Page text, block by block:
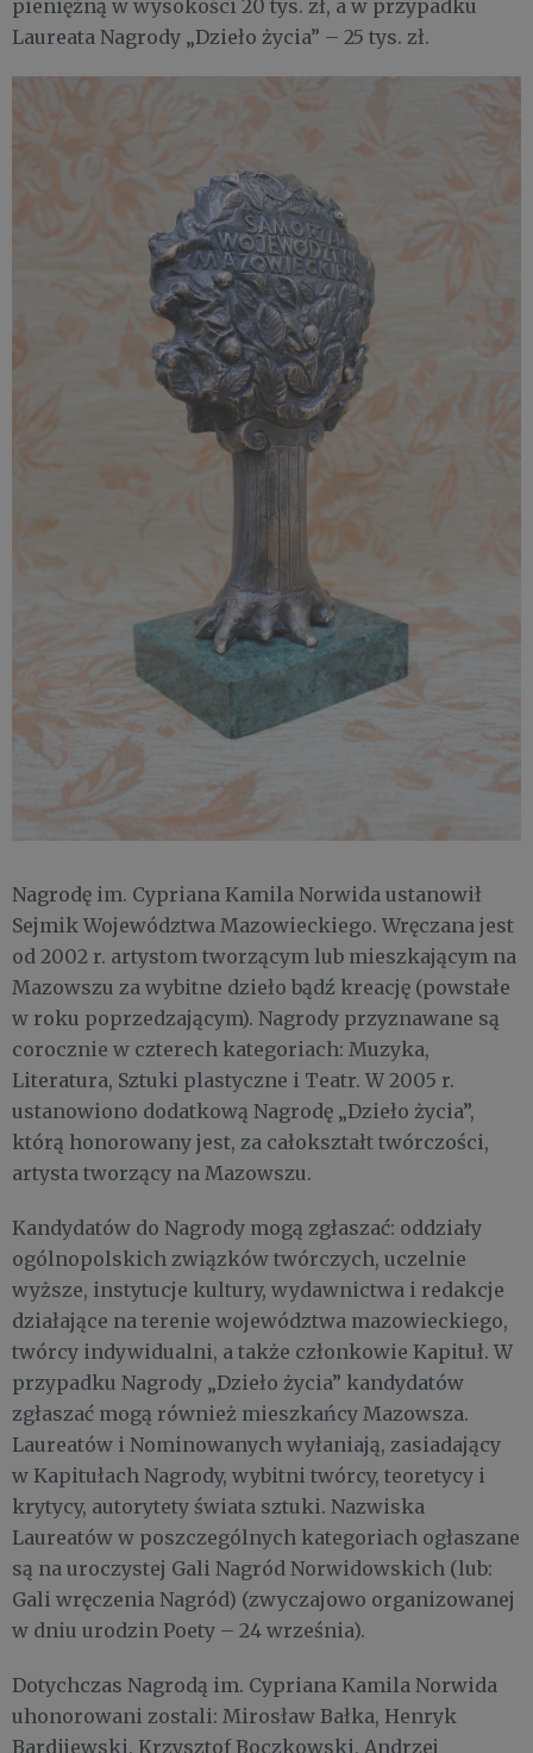
pieniężną w wysokości 20 tys. zł, a w przypadku
Laureata Nagrody „Dzieło życia” – 25 tys. zł.
Nagrodę im. Cypriana Kamila Norwida ustanowił
Sejmik Województwa Mazowieckiego. Wręczana jest
od 2002 r. artystom tworzącym lub mieszkającym na
Mazowszu za wybitne dzieło bądź kreację (powstałe
w roku poprzedzającym). Nagrody przyznawane są
corocznie w czterech kategoriach: Muzyka,
Literatura, Sztuki plastyczne i Teatr. W 2005 r.
ustanowiono dodatkową Nagrodę „Dzieło życia”,
którą honorowany jest, za całokształt twórczości,
artysta tworzący na Mazowszu.
Kandydatów do Nagrody mogą zgłaszać: oddziały
ogólnopolskich związków twórczych, uczelnie
wyższe, instytucje kultury, wydawnictwa i redakcje
działające na terenie województwa mazowieckiego,
twórcy indywidualni, a także członkowie Kapituł. W
przypadku Nagrody „Dzieło życia” kandydatów
zgłaszać mogą również mieszkańcy Mazowsza.
Laureatów i Nominowanych wyłaniają, zasiadający
w Kapitułach Nagrody, wybitni twórcy, teoretycy i
krytycy, autorytety świata sztuki. Nazwiska
Laureatów w poszczególnych kategoriach ogłaszane
są na uroczystej Gali Nagród Norwidowskich (lub:
Gali wręczenia Nagród) (zwyczajowo organizowanej
w dniu urodzin Poety – 24 września).
Dotychczas Nagrodą im. Cypriana Kamila Norwida
uhonorowani zostali: Mirosław Bałka, Henryk
Bardijewski, Krzysztof Boczkowski, Andrzej